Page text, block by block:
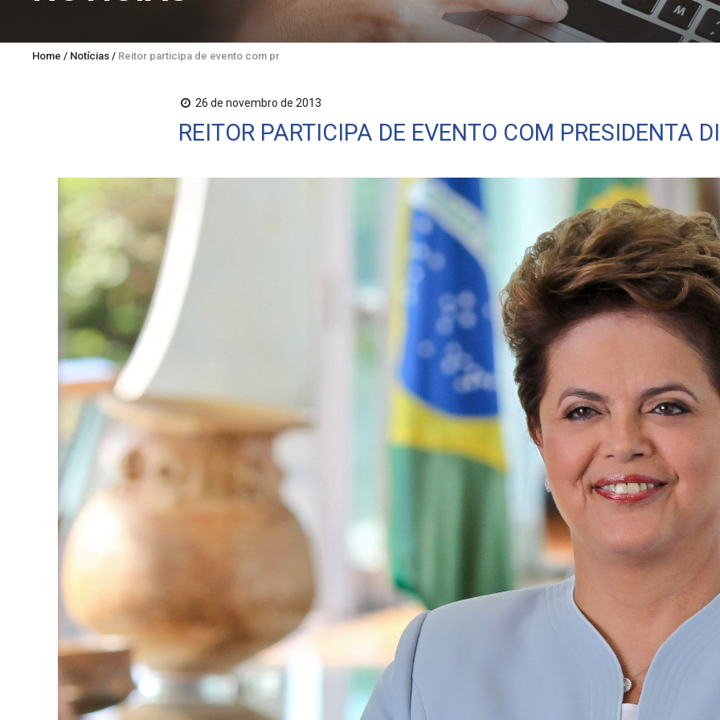
Home / Notícias / Reitor participa de evento com presidenta Dilma Rousseff
26 de novembro de 2013
REITOR PARTICIPA DE EVENTO COM PRESIDENTA